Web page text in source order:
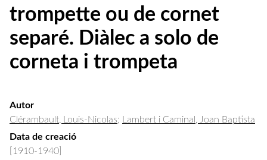
trompette ou de cornet
separé. Diàlec a solo de
corneta i trompeta
Autor
Clérambault, Louis-Nicolas;
Lambert i Caminal, Joan Baptista
Data de creació
[1910-1940]